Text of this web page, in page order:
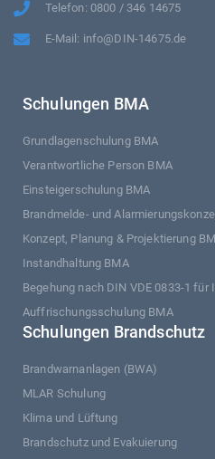
Telefon: 0800 / 346 14675
E-Mail: info@DIN-14675.de
Schulungen BMA
Grundlagenschulung BMA
Verantwortliche Person BMA
Einsteigerschulung BMA
Brandmelde- und
Konzept, Planung & Projektierung
Instandhaltung BMA
Begehung nach DIN VDE 0833-1 für
Auffrischungsschulung BMA
Schulungen Brandschutz
Brandwarnanlagen (BWA)
MLAR Schulung
Klima und Lüftung
Brandschutz und Evakuierung